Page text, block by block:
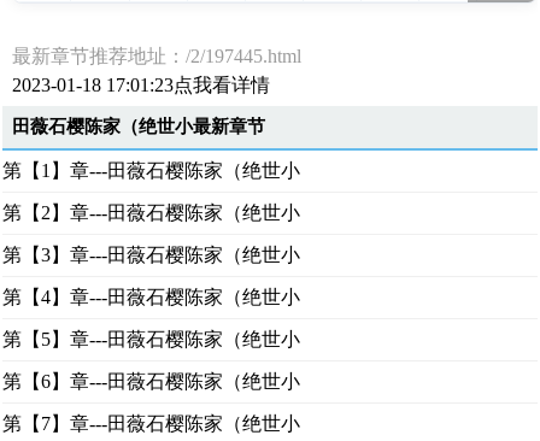
最新章节推荐地址：/2/197445.html
2023-01-18 17:01:23点我看详情
田薇石樱陈家（绝世小最新章节
第【1】章---田薇石樱陈家（绝世小
第【2】章---田薇石樱陈家（绝世小
第【3】章---田薇石樱陈家（绝世小
第【4】章---田薇石樱陈家（绝世小
第【5】章---田薇石樱陈家（绝世小
第【6】章---田薇石樱陈家（绝世小
第【7】章---田薇石樱陈家（绝世小